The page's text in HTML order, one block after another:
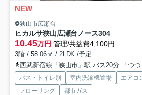
NEW
狭山市広瀬台
ヒカルサ狭山広瀬台ノース304
10.45万円 管理/共益費4,100円
3階 / 58.06㎡ / 2LDK /予定
西武新宿線「狭山市」駅 バス20分 「つつじ
バス・トイレ別 室内洗濯機置場 エアコ
フローリング
都市ガス